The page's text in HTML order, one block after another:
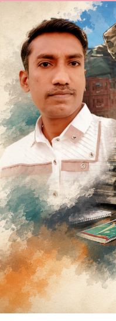
ಹೆಣ”ಹಿಂದಿ
ಕವಿತೆ
ಸುದೀರ್‌
ಧಾವಳೆ
ಕನ್ನಡಾನುವಾದ
ಕಾ.ಹು.ಚಾನ್‌ಪಾಷ